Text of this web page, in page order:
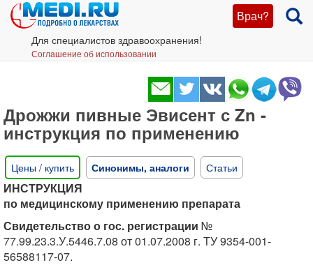
Врач?
Для специалистов здравоохранения!
Соглашение об использовании
Дрожжи пивные Эвисент с Zn -
инструкция по применению
Цены / купить Синонимы, аналоги Статьи
ИНСТРУКЦИЯ
по медицинскому применению препарата
Свидетельство о гос. регистрации №
77.99.23.3.У.5446.7.08 от 01.07.2008 г. ТУ 9354-001-
56588117-07.